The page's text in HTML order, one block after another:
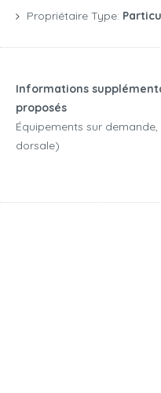
Propriétaire Type:
Informations
proposés
Équipements sur
dorsale)